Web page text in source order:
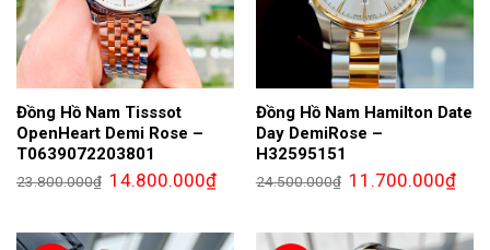
Đồng Hồ Nam Tisssot
OpenHeart Demi Rose –
T0639072203801
23.800.000₫ Giá
gốc
14.800.000₫Giá
hiện
14.800.000₫.
Đồng Hồ Nam Hamilton Date
Day DemiRose –
H32595151
24.500.000₫ Giá
gốc
11.700.000₫Giá
hiện